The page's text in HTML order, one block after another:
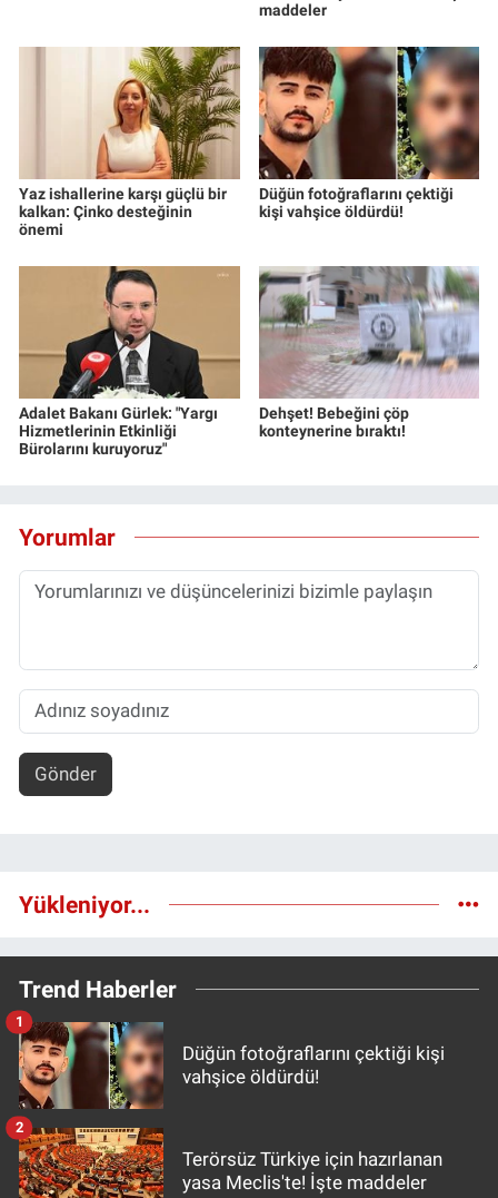
maddeler
Yaz ishallerine karşı güçlü bir
kalkan: Çinko desteğinin
önemi
Düğün fotoğraflarını çektiği
kişi vahşice öldürdü!
Adalet Bakanı Gürlek: "Yargı
Hizmetlerinin Etkinliği
Bürolarını kuruyoruz"
Dehşet! Bebeğini çöp
konteynerine bıraktı!
Yorumlar
Gönder
Yükleniyor...
Trend Haberler
Düğün fotoğraflarını çektiği kişi
vahşice öldürdü!
1
Terörsüz Türkiye için hazırlanan
yasa Meclis'te! İşte maddeler
2
Canlı Yayın